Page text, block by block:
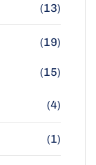
(13)
(19)
(15)
(4)
(1)